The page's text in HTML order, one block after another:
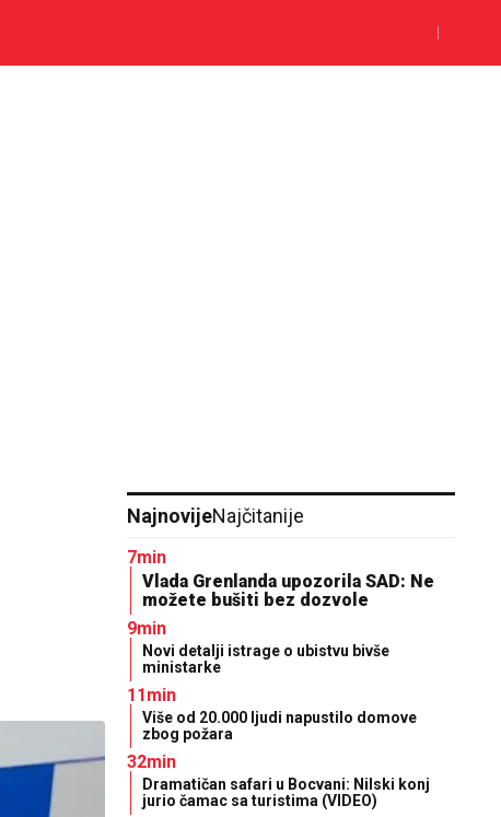
NajnovijeNajčitanije
7min
Vlada Grenlanda upozorila SAD: Ne
možete bušiti bez dozvole
9min
Novi detalji istrage o ubistvu bivše
ministarke
11min
Više od 20.000 ljudi napustilo domove
zbog požara
32min
Dramatičan safari u Bocvani: Nilski konj
jurio čamac sa turistima (VIDEO)